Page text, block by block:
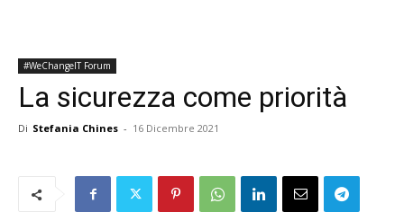
#WeChangeIT Forum
La sicurezza come priorità
Di Stefania Chines - 16 Dicembre 2021